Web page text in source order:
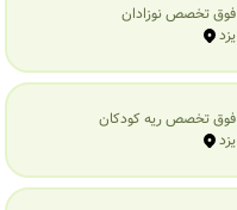
فوق تخصص نوزادان
یزد
فوق تخصص ریه کودکان
یزد